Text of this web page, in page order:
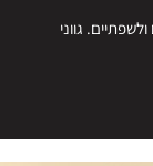
גווני